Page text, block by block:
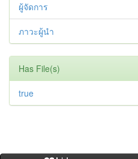
ผู้จัดการ
ภาวะผู้นำ
Has File(s)
true